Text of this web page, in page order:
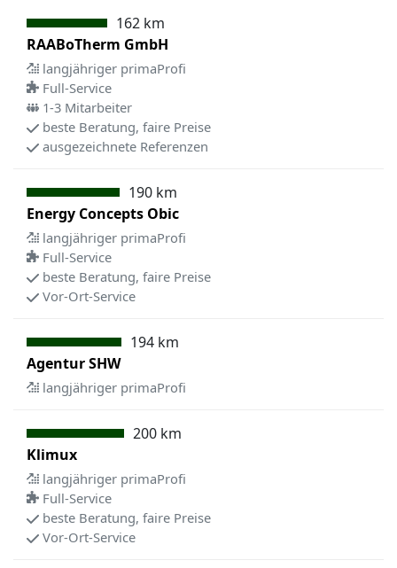
162 km
RAABoTherm GmbH
langjähriger primaProfi
Full-Service
1-3 Mitarbeiter
beste Beratung, faire Preise
ausgezeichnete Referenzen
190 km
Energy Concepts Obic
langjähriger primaProfi
Full-Service
beste Beratung, faire Preise
Vor-Ort-Service
194 km
Agentur SHW
langjähriger primaProfi
200 km
Klimux
langjähriger primaProfi
Full-Service
beste Beratung, faire Preise
Vor-Ort-Service